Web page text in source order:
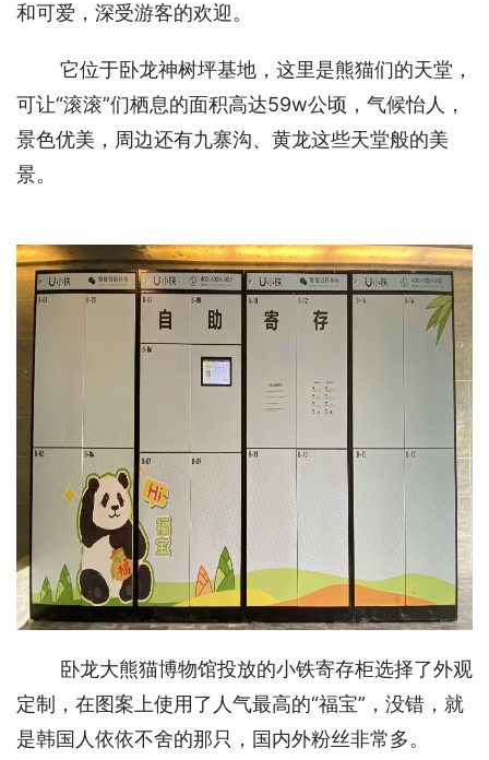
和可爱，深受游客的欢迎。
它位于卧龙神树坪基地，这里是熊猫们的天堂，
可让“滚滚”们栖息的面积高达59w公顷，气候怡人，
景色优美，周边还有九寨沟、黄龙这些天堂般的美
景。
卧龙大熊猫博物馆投放的小铁寄存柜选择了外观
定制，在图案上使用了人气最高的“福宝”，没错，就
是韩国人依依不舍的那只，国内外粉丝非常多。